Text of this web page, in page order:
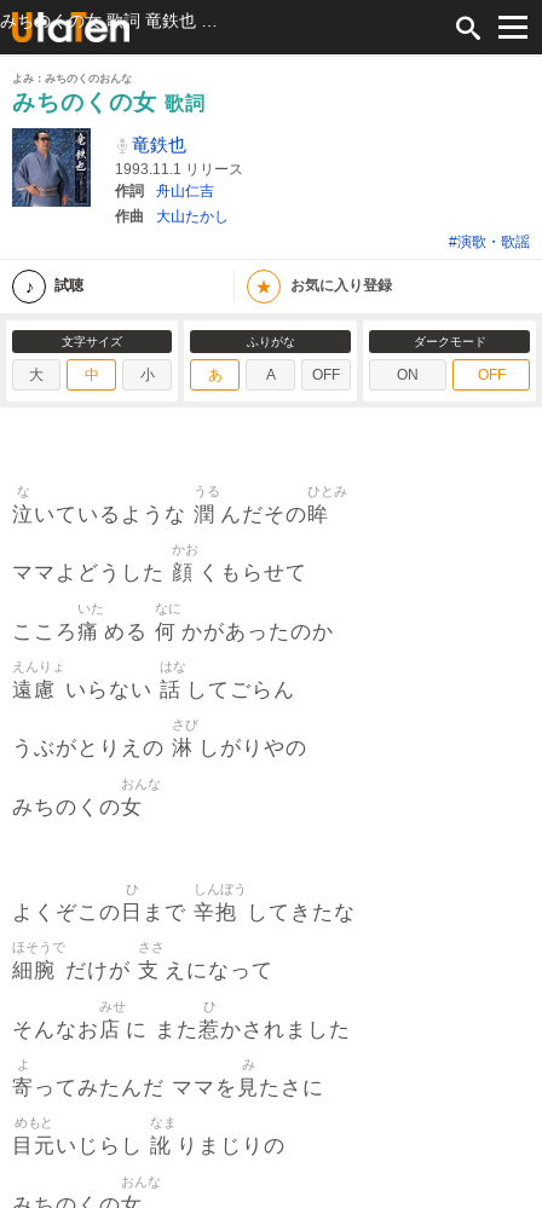
よみ：みちのくのおんな
みちのくの女 歌詞
竜鉄也
1993.11.1 リリース
作詞
舟山仁吉
作曲
大山たかし
#演歌・歌謡
試聴 ★ お気に入り登録
文字サイズ
大 中 小
ふりがな
あ A OFF
ダークモード
ON OFF
泣
な
いているような 潤
うる
んだその眸
ひとみ
ママよどうした 顔
かお
くもらせて
こころ痛
いた
める 何
なに
かがあったのか
遠慮
えんりょ
いらない 話
はな
してごらん
うぶがとりえの 淋
さび
しがりやの
みちのくの女
おんな
よくぞこの 日
ひ
まで 辛抱
しんぼう
してきたな
細腕
ほそうで
だけが 支
ささ
えになって
そんなお 店
みせ
に また惹
ひ
かされました
寄
よ
ってみたんだ ママを 見
み
たさに
目元
めもと
いじらし 訛
なま
りまじりの
おんな